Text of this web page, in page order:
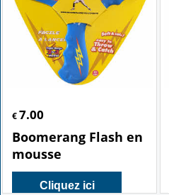
€ 7.00
Boomerang Flash en
mousse
Cliquez ici